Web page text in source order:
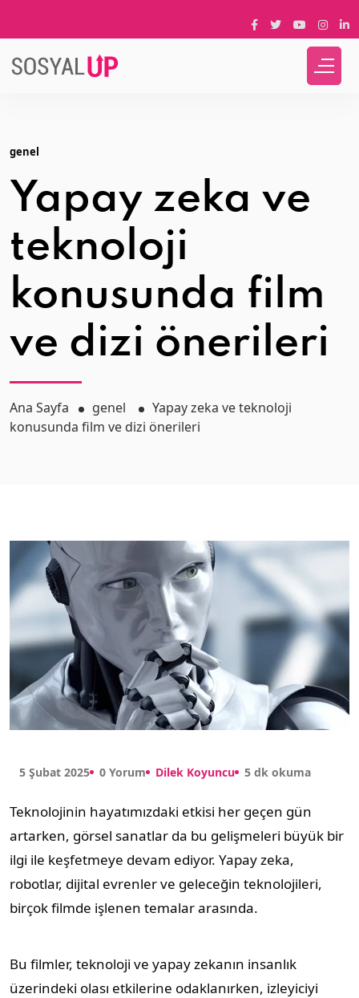
genel
Yapay zeka ve
teknoloji
konusunda film
ve dizi önerileri
Ana Sayfa genel
Yapay zeka ve teknoloji
konusunda film ve dizi önerileri
5 Şubat 2025 0 Yorum Dilek Koyuncu 5 dk okuma
Teknolojinin hayatımızdaki etkisi her geçen gün
artarken, görsel sanatlar da bu gelişmeleri büyük bir
ilgi ile keşfetmeye devam ediyor. Yapay zeka,
robotlar, dijital evrenler ve geleceğin teknolojileri,
birçok filmde işlenen temalar arasında.
Bu filmler, teknoloji ve yapay zekanın insanlık
üzerindeki olası etkilerine odaklanırken, izleyiciyi